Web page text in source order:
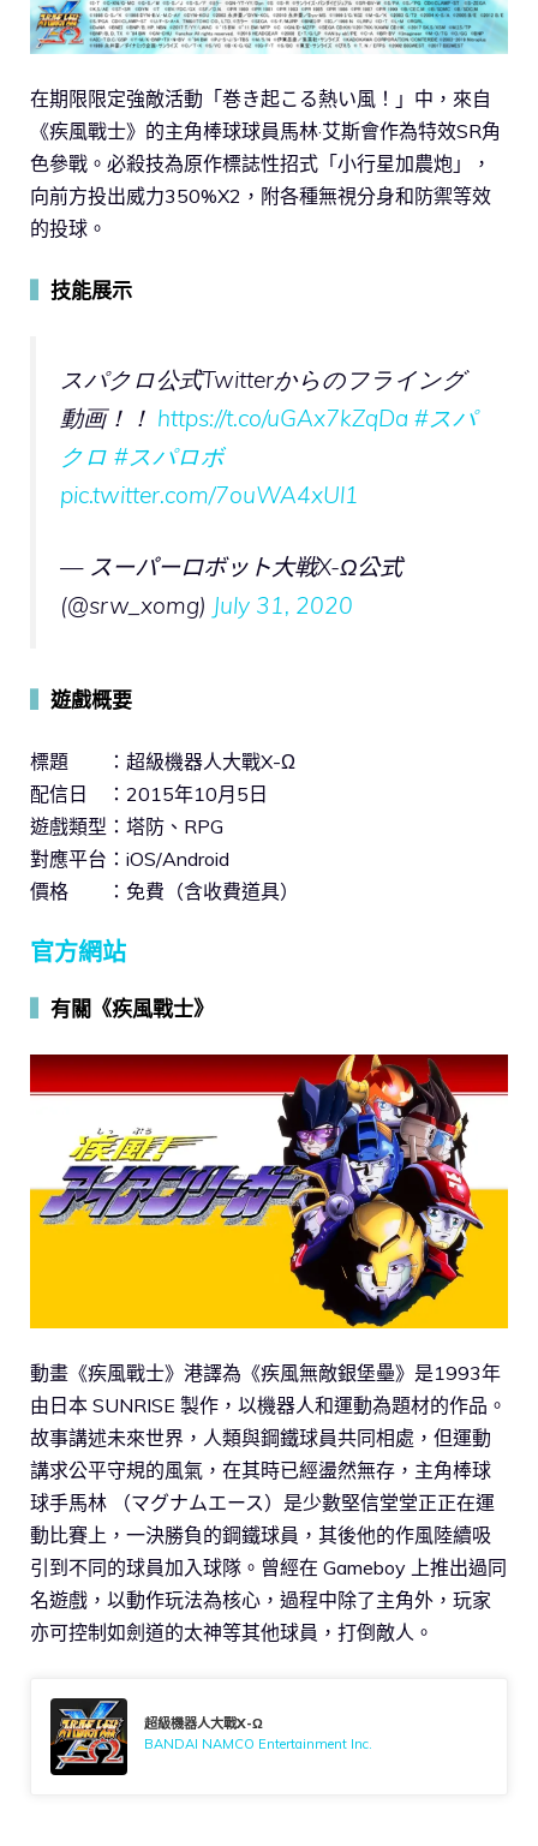
在期限限定強敵活動「巻き起こる熱い風！」中，來自
《疾風戰士》的主角棒球球員馬林·艾斯會作為特效SR角
色參戰。必殺技為原作標誌性招式「小行星加農炮」，
向前方投出威力350%X2，附各種無視分身和防禦等效
的投球。
技能展示
スパクロ公式Twitterからのフライング
動画！！ https://t.co/uGAx7kZqDa #スパ
クロ #スパロボ
pic.twitter.com/7ouWA4xUl1
— スーパーロボット大戦X-Ω公式
(@srw_xomg) July 31, 2020
遊戲概要
標題 ：超級機器人大戰X-Ω
配信日 ：2015年10月5日
遊戲類型：塔防、RPG
對應平台：iOS/Android
價格 ：免費（含收費道具）
官方網站
有關《疾風戰士》
動畫《疾風戰士》港譯為《疾風無敵銀堡壘》是1993年
由日本 SUNRISE 製作，以機器人和運動為題材的作品。
故事講述未來世界，人類與鋼鐵球員共同相處，但運動
講求公平守規的風氣，在其時已經盪然無存，主角棒球
球手馬林 （マグナムエース）是少數堅信堂堂正正在運
動比賽上，一決勝負的鋼鐵球員，其後他的作風陸續吸
引到不同的球員加入球隊。曾經在 Gameboy 上推出過同
名遊戲，以動作玩法為核心，過程中除了主角外，玩家
亦可控制如劍道的太神等其他球員，打倒敵人。
超級機器人大戰X-Ω
BANDAI NAMCO Entertainment Inc.